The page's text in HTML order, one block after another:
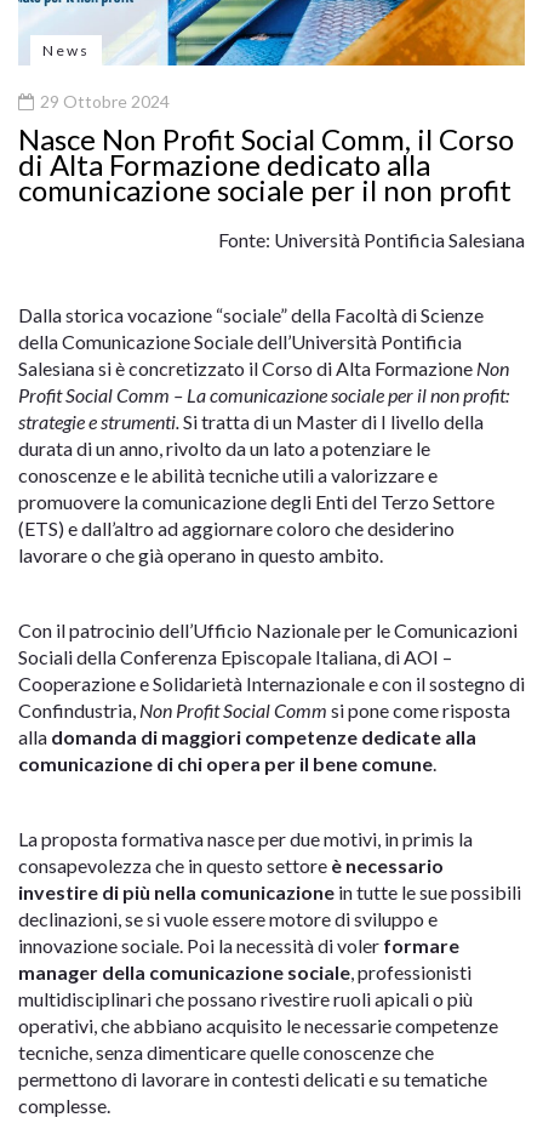
News
29 Ottobre 2024
Nasce Non Profit Social Comm, il Corso
di Alta Formazione dedicato alla
comunicazione sociale per il non profit
Fonte: Università Pontificia Salesiana
Dalla storica vocazione “sociale” della Facoltà di Scienze
della Comunicazione Sociale dell’Università Pontificia
Salesiana si è concretizzato il Corso di Alta Formazione Non
Profit Social Comm – La comunicazione sociale per il non profit:
strategie e strumenti.Si tratta di un Master di I livello della
durata di un anno, rivolto da un lato a potenziare le
conoscenze e le abilità tecniche utili a valorizzare e
promuovere la comunicazione degli Enti del Terzo Settore
(ETS) e dall’altro ad aggiornare coloro che desiderino
lavorare o che già operano in questo ambito.
Con il patrocinio dell’Ufficio Nazionale per le Comunicazioni
Sociali della Conferenza Episcopale Italiana, di AOI –
Cooperazione e Solidarietà Internazionale e con il sostegno di
Confindustria, Non Profit Social Comm si pone come risposta
alla domanda di maggiori competenze dedicate alla
comunicazione di chi opera per il bene comune.
La proposta formativa nasce per due motivi, in primis la
consapevolezza che in questo settore è necessario
investire di più nella comunicazione in tutte le sue possibili
declinazioni, se si vuole essere motore di sviluppo e
innovazione sociale. Poi la necessità di voler formare
manager della comunicazione sociale, professionisti
multidisciplinari che possano rivestire ruoli apicali o più
operativi, che abbiano acquisito le necessarie competenze
tecniche, senza dimenticare quelle conoscenze che
permettono di lavorare in contesti delicati e su tematiche
complesse.